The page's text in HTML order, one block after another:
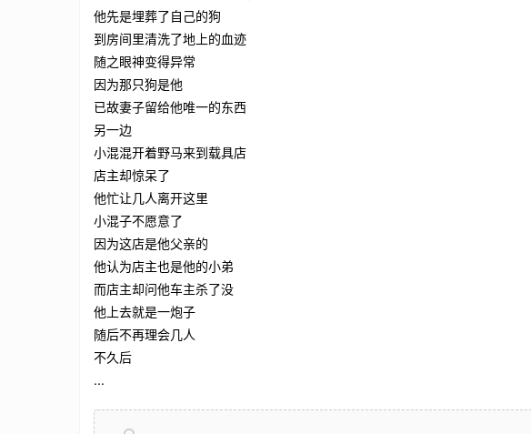
他先是埋葬了自己的狗
到房间里清洗了地上的血迹
随之眼神变得异常
因为那只狗是他
已故妻子留给他唯一的东西
另一边
小混混开着野马来到载具店
店主却惊呆了
他忙让几人离开这里
小混子不愿意了
因为这店是他父亲的
他认为店主也是他的小弟
而店主却问他车主杀了没
他上去就是一炮子
随后不再理会几人
不久后
...